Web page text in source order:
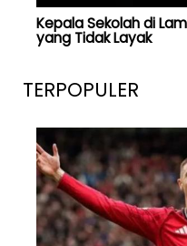
Kepala Sekolah di
yang Tidak Layak
TERPOPULER